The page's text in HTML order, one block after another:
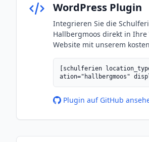
WordPress Plugin
Integrieren Sie die
Hallbergmoos direkt in Ihre
Website mit unserem
[schulferien
ation="hallbergmoos"
Plugin auf GitHub